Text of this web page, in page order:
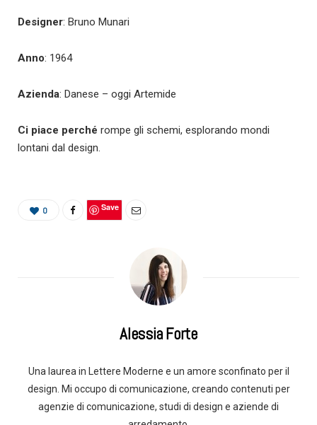
Designer: Bruno Munari
Anno: 1964
Azienda: Danese – oggi Artemide
Ci piace perché rompe gli schemi, esplorando mondi
lontani dal design.
0 Save
Alessia Forte
Una laurea in Lettere Moderne e un amore sconfinato per il
design. Mi occupo di comunicazione, creando contenuti per
agenzie di comunicazione, studi di design e aziende di